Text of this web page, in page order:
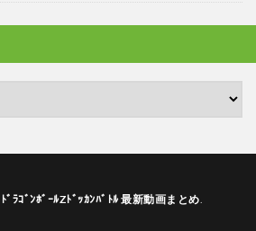
ﾄﾞﾗｺﾞﾝﾎﾞｰﾙZﾄﾞｯｶﾝﾊﾞﾄﾙ 最新動画まとめ